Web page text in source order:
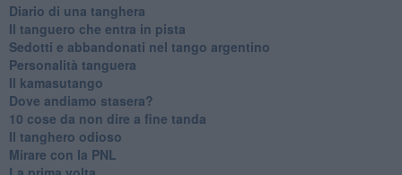
Diario di una tanghera
Il tanguero che entra in pista
Sedotti e abbandonati nel tango argentino
Personalità tanguera
Il kamasutango
Dove andiamo stasera?
10 cose da non dire a fine tanda
Il tanghero odioso
Mirare con la PNL